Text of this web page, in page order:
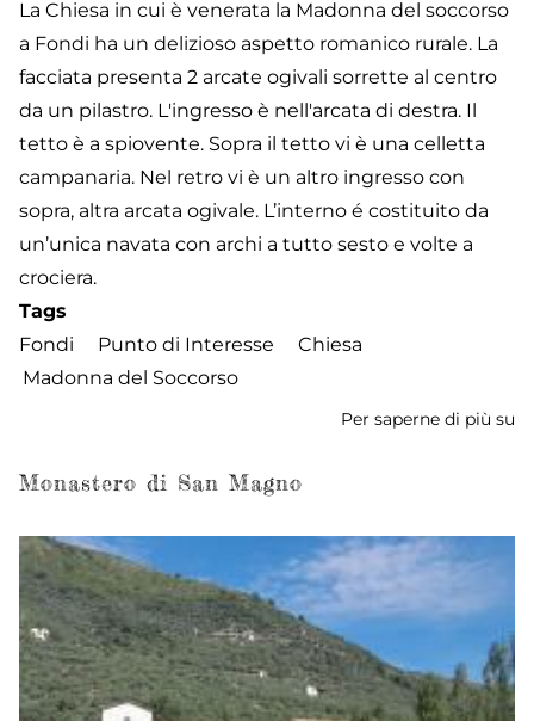
La Chiesa in cui è venerata la Madonna del soccorso
a Fondi ha un delizioso aspetto romanico rurale. La
facciata presenta 2 arcate ogivali sorrette al centro
da un pilastro. L'ingresso è nell'arcata di destra. Il
tetto è a spiovente. Sopra il tetto vi è una celletta
campanaria. Nel retro vi è un altro ingresso con
sopra, altra arcata ogivale. L’interno é costituito da
un’unica navata con archi a tutto sesto e volte a
crociera.
Tags
Fondi
Punto di Interesse
Chiesa
Madonna del Soccorso
Per saperne di più su
Monastero di San Magno